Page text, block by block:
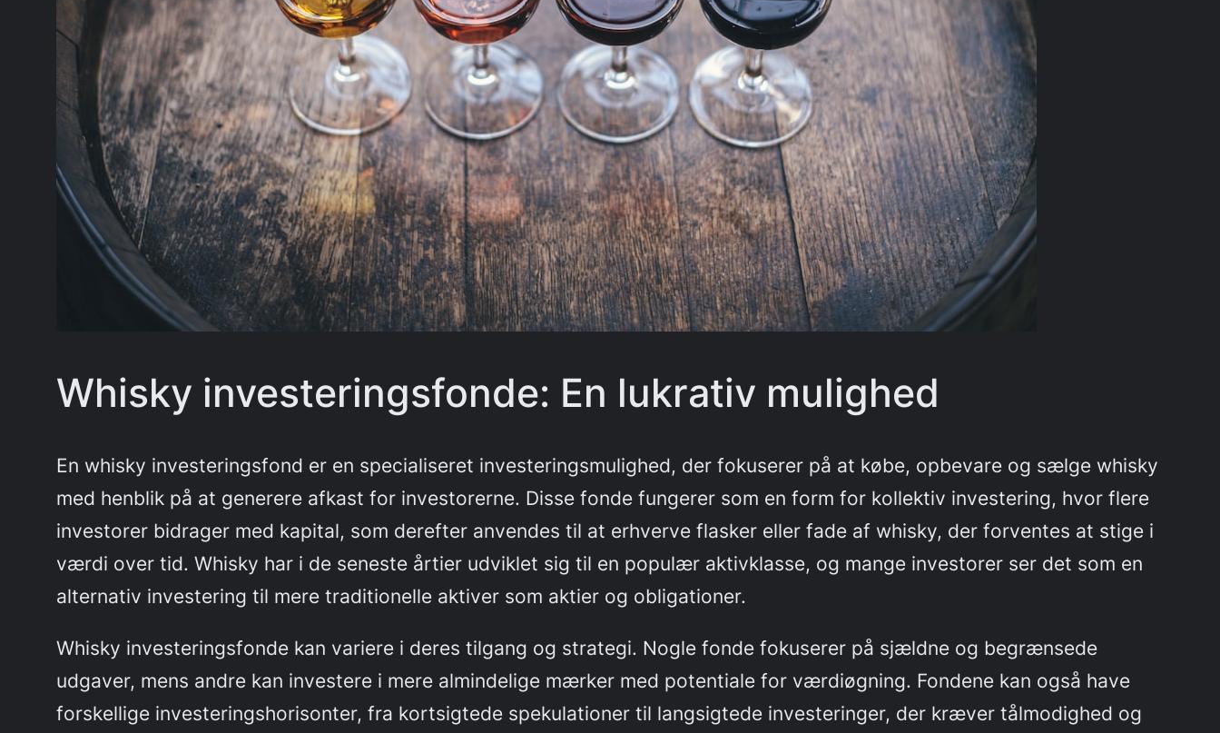
Whisky investeringsfonde: En lukrativ mulighed
En whisky investeringsfond er en specialiseret investeringsmulighed, der fokuserer på at købe, opbevare og sælge whisky
med henblik på at generere afkast for investorerne. Disse fonde fungerer som en form for kollektiv investering, hvor flere
investorer bidrager med kapital, som derefter anvendes til at erhverve flasker eller fade af whisky, der forventes at stige i
værdi over tid. Whisky har i de seneste årtier udviklet sig til en populær aktivklasse, og mange investorer ser det som en
alternativ investering til mere traditionelle aktiver som aktier og obligationer.
Whisky investeringsfonde kan variere i deres tilgang og strategi. Nogle fonde fokuserer på sjældne og begrænsede
udgaver, mens andre kan investere i mere almindelige mærker med potentiale for værdiøgning. Fondene kan også have
forskellige investeringshorisonter, fra kortsigtede spekulationer til langsigtede investeringer, der kræver tålmodighed og